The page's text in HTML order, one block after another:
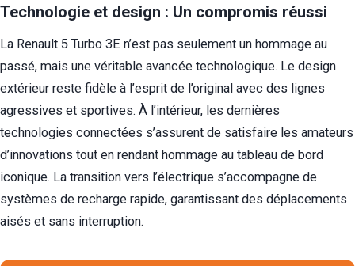
Technologie et design : Un compromis réussi
La Renault 5 Turbo 3E n’est pas seulement un hommage au
passé, mais une véritable avancée technologique. Le design
extérieur reste fidèle à l’esprit de l’original avec des lignes
agressives et sportives. À l’intérieur, les dernières
technologies connectées s’assurent de satisfaire les amateurs
d’innovations tout en rendant hommage au tableau de bord
iconique. La transition vers l’électrique s’accompagne de
systèmes de recharge rapide, garantissant des déplacements
aisés et sans interruption.